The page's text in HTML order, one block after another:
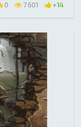
0 7 601 +14